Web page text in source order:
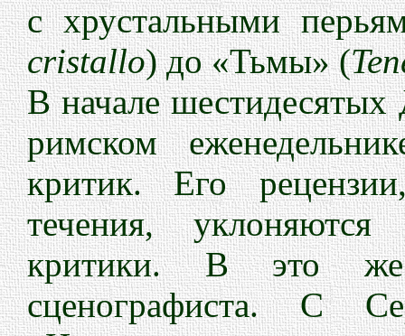
с хрустальными
cristallo) до «Тьмы» (
В начале
римском
критик. Его
течения,
критики. В это же
сценографиста. С